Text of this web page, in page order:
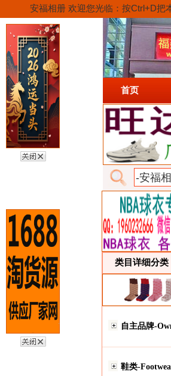
安福相册 欢迎您光临：按Ctrl+D把
首页
类目详细分类
自主品牌-
鞋类-